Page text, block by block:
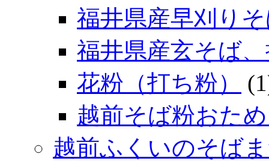
福井県産早刈り
福井県産玄そば
花粉（打ち粉）
越前そば粉おた
越前ふくいのそば